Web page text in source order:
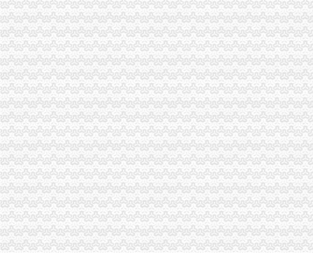
九龙坡分局重庆分公司注销化高危行业监管
九龙坡石坪桥所2006年度个体验照新举措
璧山局重庆注销税务深化业务技能提升登记档次
酉局严格四个条件启动“农村食品放心店”重庆注销分公司试点工作
荣昌局五项措施组织开展星级市重庆分公司注销场评比工作
万州局一季度农村食品市重庆注销税务场专项整况分析
高新园分局重庆分公司注销采取四项措施提高执法质量
永川区出台实施品牌战略措施
谭世贤副巡视员到南川局重庆注销分公司检查指导学习整改活动
黔江局突出“四项重点”重庆注销分公司确保元旦春节食品安全
市召开"陶然居"、代办注销分公司"鑫源"、"金夫人"荣获"中国驰名商标"新闻发
陈文渝副局分公司营业执照注销长率队督查食品安全工作
单衍华副局长为市代办注销分公司局机关团员青年作思想教育讲座
渝中局被国家四部委联合表彰为2006年度劳动力市重庆注销税务场秩序专项整
市重庆注销税务工商局积开展电子政务公共服务
市代办注销分公司工商局全面开展信用信息化应用岗位大练推动全系统整体转
市分公司营业执照注销局机关举行信用信息化应用岗位大练抽考